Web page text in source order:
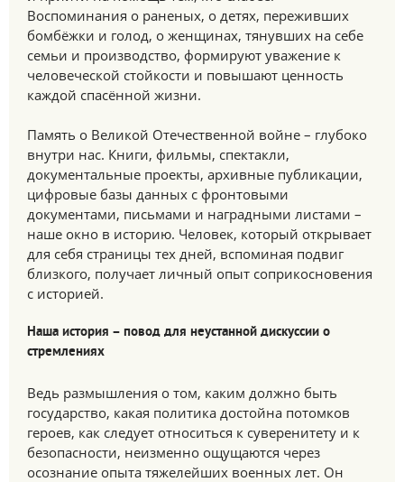
Воспоминания о раненых, о детях, переживших
бомбёжки и голод, о женщинах, тянувших на себе
семьи и производство, формируют уважение к
человеческой стойкости и повышают ценность
каждой спасённой жизни.
Память о Великой Отечественной войне – глубоко
внутри нас. Книги, фильмы, спектакли,
документальные проекты, архивные публикации,
цифровые базы данных с фронтовыми
документами, письмами и наградными листами –
наше окно в историю. Человек, который открывает
для себя страницы тех дней, вспоминая подвиг
близкого, получает личный опыт соприкосновения
с историей.
Наша история – повод для неустанной дискуссии о
стремлениях
Ведь размышления о том, каким должно быть
государство, какая политика достойна потомков
героев, как следует относиться к суверенитету и к
безопасности, неизменно ощущаются через
осознание опыта тяжелейших военных лет. Он